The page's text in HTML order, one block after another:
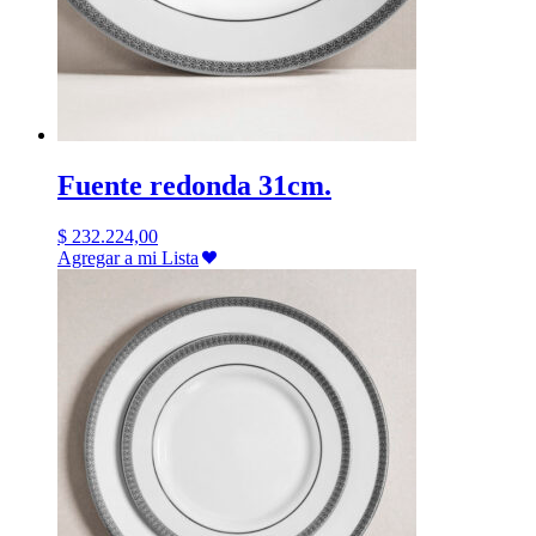
Fuente redonda 31cm.
$ 232.224,00
Agregar a mi Lista